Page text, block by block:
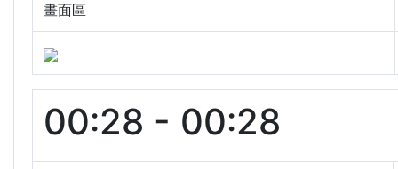
畫面區
00:28 - 00:28